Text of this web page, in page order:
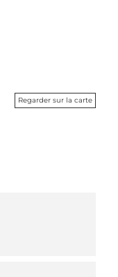
Regarder sur la carte